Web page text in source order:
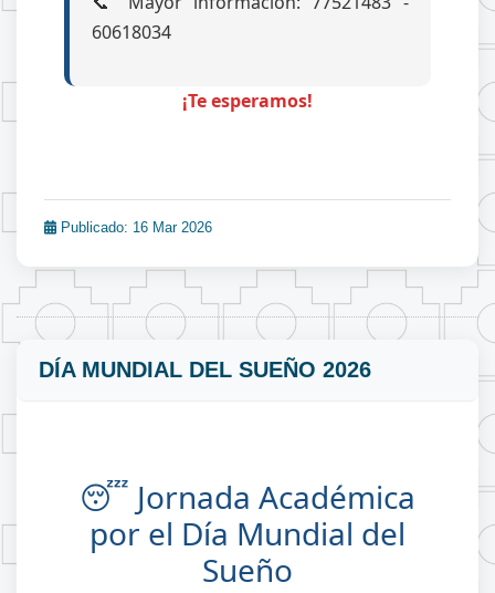
60618034
¡Te esperamos!
Publicado: 16 Mar 2026
DÍA MUNDIAL DEL SUEÑO 2026
😴 Jornada Académica
por el Día Mundial del
Sueño